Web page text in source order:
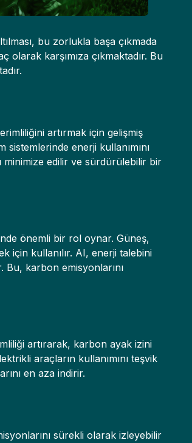
bu zorlukla başa çıkmada
karşımıza çıkmaktadır. Bu
artırmak için gelişmiş
enerji kullanımını
minimize edilir ve sürdürülebilir bir
önemli bir rol oynar. Güneş,
için kullanılır. AI, enerji talebini
Bu, karbon emisyonlarını
artırarak, karbon ayak izini
araçların kullanımını teşvik
en aza indirir.
sürekli olarak izleyebilir